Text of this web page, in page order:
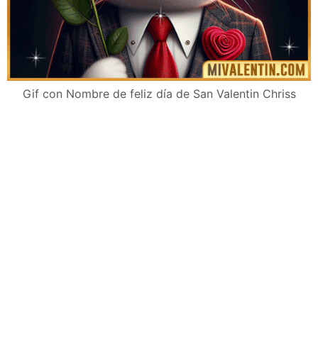
Gif con Nombre de feliz día de San Valentin Chriss